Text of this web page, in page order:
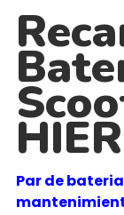
Par de